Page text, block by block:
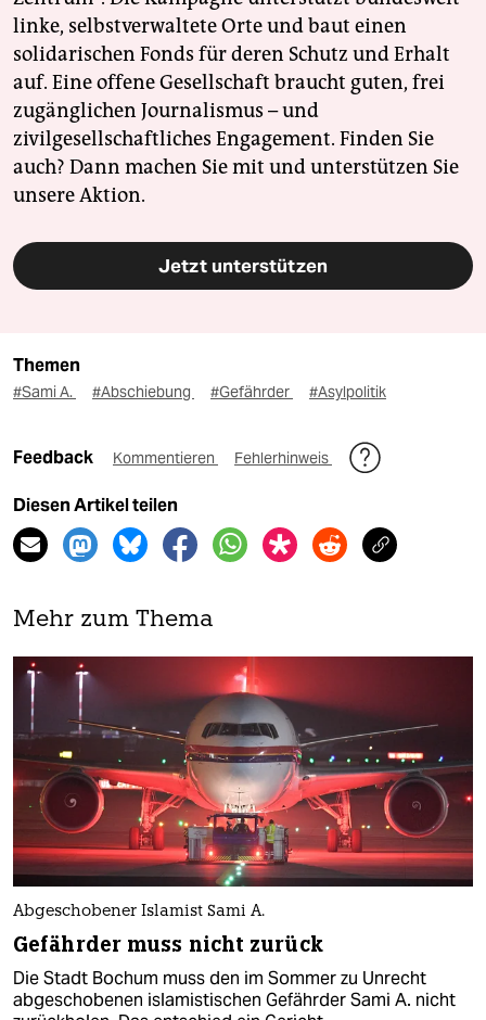
linke, selbstverwaltete Orte und baut einen
solidarischen Fonds für deren Schutz und Erhalt
auf. Eine offene Gesellschaft braucht guten, frei
zugänglichen Journalismus – und
zivilgesellschaftliches Engagement. Finden Sie
auch? Dann machen Sie mit und unterstützen Sie
unsere Aktion.
Jetzt unterstützen
Themen
#Sami A. #Abschiebung #Gefährder #Asylpolitik
Feedback Kommentieren Fehlerhinweis
Diesen Artikel teilen
Mehr zum Thema
Abgeschobener Islamist Sami A.
Gefährder muss nicht zurück
Die Stadt Bochum muss den im Sommer zu Unrecht
abgeschobenen islamistischen Gefährder Sami A. nicht